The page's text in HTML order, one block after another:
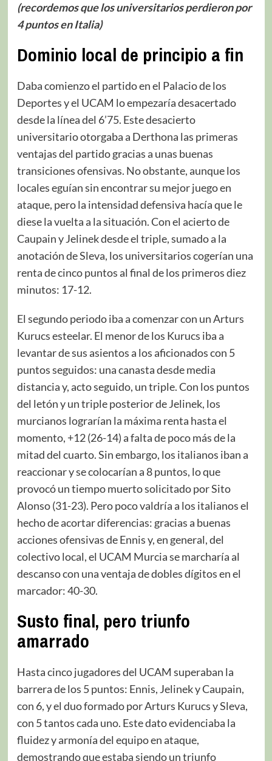
(recordemos que los universitarios perdieron por
4 puntos en Italia)
Dominio local de principio a fin
Daba comienzo el partido en el Palacio de los
Deportes y el UCAM lo empezaría desacertado
desde la línea del 6’75. Este desacierto
universitario otorgaba a Derthona las primeras
ventajas del partido gracias a unas buenas
transiciones ofensivas. No obstante, aunque los
locales eguían sin encontrar su mejor juego en
ataque, pero la intensidad defensiva hacía que le
diese la vuelta a la situación. Con el acierto de
Caupain y Jelinek desde el triple, sumado a la
anotación de Sleva, los universitarios cogerían una
renta de cinco puntos al final de los primeros diez
minutos: 17-12.
El segundo periodo iba a comenzar con un Arturs
Kurucs esteelar. El menor de los Kurucs iba a
levantar de sus asientos a los aficionados con 5
puntos seguidos: una canasta desde media
distancia y, acto seguido, un triple. Con los puntos
del letón y un triple posterior de Jelinek, los
murcianos lograrían la máxima renta hasta el
momento, +12 (26-14) a falta de poco más de la
mitad del cuarto. Sin embargo, los italianos iban a
reaccionar y se colocarían a 8 puntos, lo que
provocó un tiempo muerto solicitado por Sito
Alonso (31-23). Pero poco valdría a los italianos el
hecho de acortar diferencias: gracias a buenas
acciones ofensivas de Ennis y, en general, del
colectivo local, el UCAM Murcia se marcharía al
descanso con una ventaja de dobles dígitos en el
marcador: 40-30.
Susto final, pero triunfo
amarrado
Hasta cinco jugadores del UCAM superaban la
barrera de los 5 puntos: Ennis, Jelinek y Caupain,
con 6, y el duo formado por Arturs Kurucs y Sleva,
con 5 tantos cada uno. Este dato evidenciaba la
fluidez y armonía del equipo en ataque,
demostrando que estaba siendo un triunfo